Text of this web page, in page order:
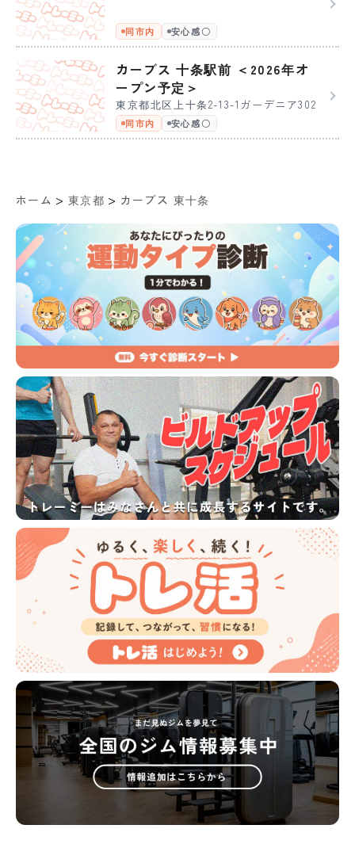
同市内 安心感〇
カーブス 十条駅前 ＜2026年オ
ープン予定＞
東京都北区上十条2-13-1ガーデニア302
同市内 安心感〇
ホーム > 東京都 > カーブス 東十条